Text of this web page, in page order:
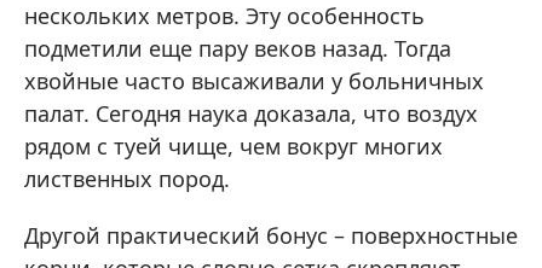
нескольких метров. Эту особенность
подметили еще пару веков назад. Тогда
хвойные часто высаживали у больничных
палат. Сегодня наука доказала, что воздух
рядом с туей чище, чем вокруг многих
лиственных пород.
Другой практический бонус – поверхностные